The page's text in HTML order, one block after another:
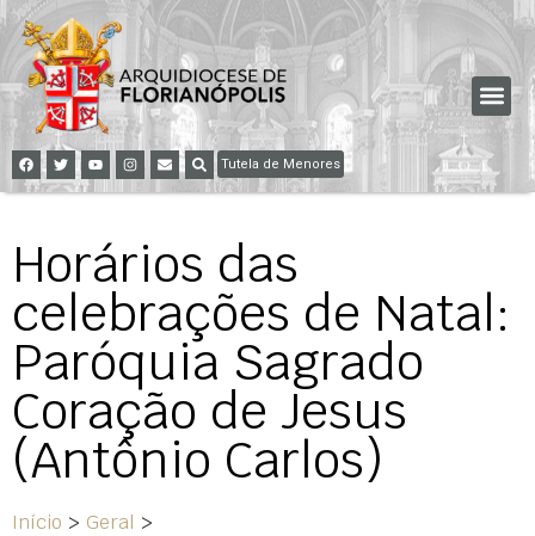
Tutela de Menores
Horários das
celebrações de Natal:
Paróquia Sagrado
Coração de Jesus
(Antônio Carlos)
Início > Geral >